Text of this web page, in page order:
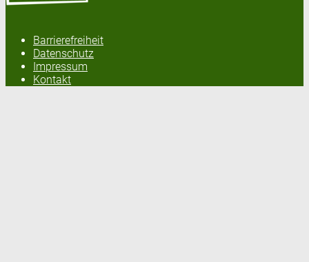
Barrierefreiheit
Datenschutz
Impressum
Kontakt